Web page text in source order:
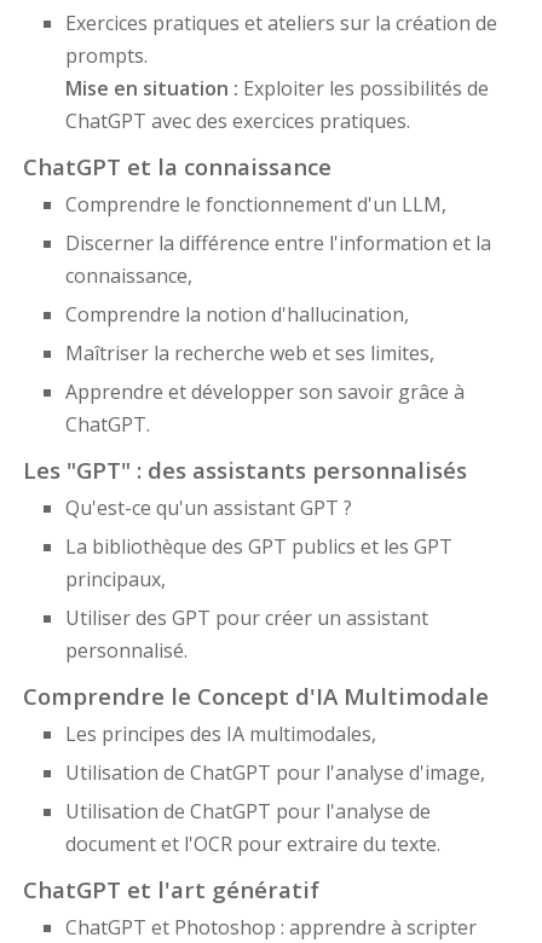
Exercices pratiques et ateliers sur la création de
prompts.
Mise en situation : Exploiter les possibilités de
ChatGPT avec des exercices pratiques.
ChatGPT et la connaissance
Comprendre le fonctionnement d'un LLM,
Discerner la différence entre l'information et la
connaissance,
Comprendre la notion d'hallucination,
Maîtriser la recherche web et ses limites,
Apprendre et développer son savoir grâce à
ChatGPT.
Les "GPT" : des assistants personnalisés
Qu'est-ce qu'un assistant GPT ?
La bibliothèque des GPT publics et les GPT
principaux,
Utiliser des GPT pour créer un assistant
personnalisé.
Comprendre le Concept d'IA Multimodale
Les principes des IA multimodales,
Utilisation de ChatGPT pour l'analyse d'image,
Utilisation de ChatGPT pour l'analyse de
document et l'OCR pour extraire du texte.
ChatGPT et l'art génératif
ChatGPT et Photoshop : apprendre à scripter